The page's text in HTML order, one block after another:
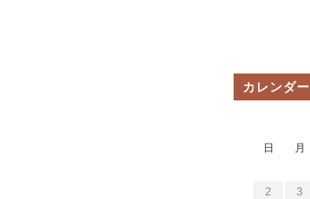
カレンダー
日 月
2
3